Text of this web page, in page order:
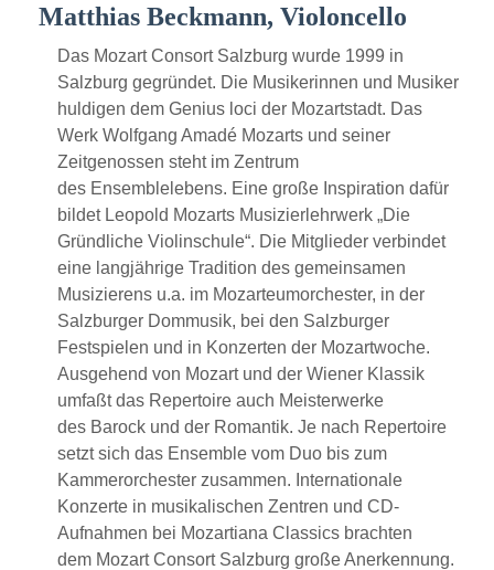
Matthias Beckmann, Violoncello
Das Mozart Consort Salzburg wurde 1999 in
Salzburg gegründet. Die Musikerinnen und Musiker
huldigen dem Genius loci der Mozartstadt. Das
Werk Wolfgang Amadé Mozarts und seiner
Zeitgenossen steht im Zentrum
des Ensemblelebens. Eine große Inspiration dafür
bildet Leopold Mozarts Musizierlehrwerk „Die
Gründliche Violinschule“. Die Mitglieder verbindet
eine langjährige Tradition des gemeinsamen
Musizierens u.a. im Mozarteumorchester, in der
Salzburger Dommusik, bei den Salzburger
Festspielen und in Konzerten der Mozartwoche.
Ausgehend von Mozart und der Wiener Klassik
umfaßt das Repertoire auch Meisterwerke
des Barock und der Romantik. Je nach Repertoire
setzt sich das Ensemble vom Duo bis zum
Kammerorchester zusammen. Internationale
Konzerte in musikalischen Zentren und CD-
Aufnahmen bei Mozartiana Classics brachten
dem Mozart Consort Salzburg große Anerkennung.